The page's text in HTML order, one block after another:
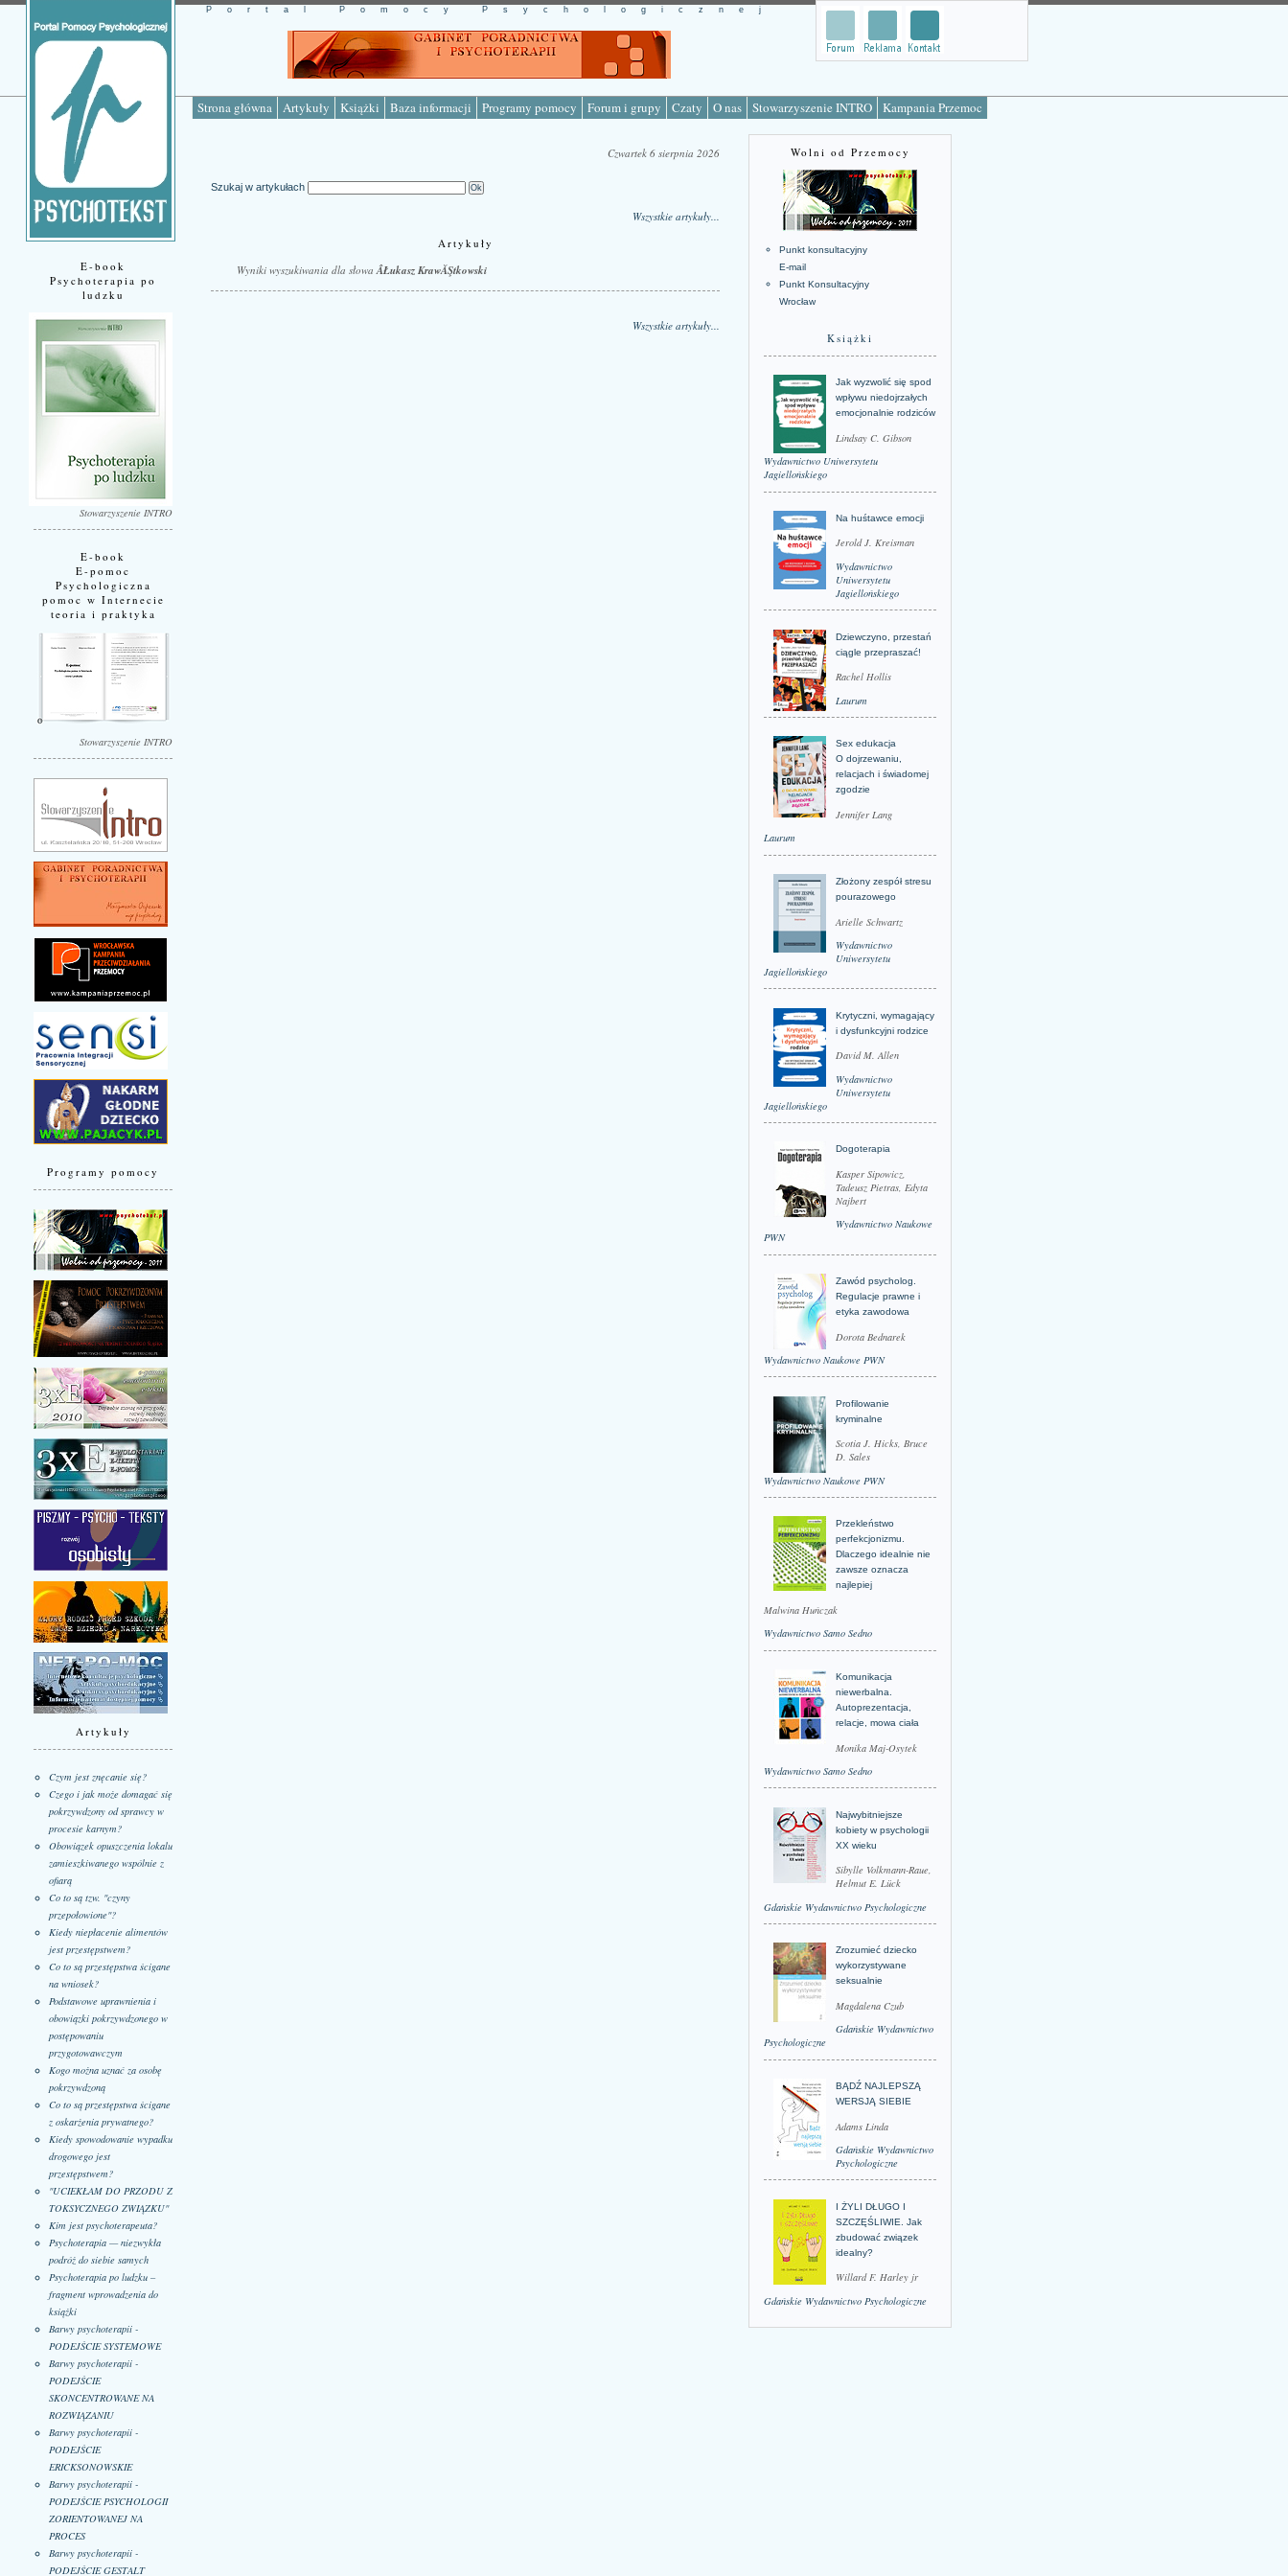
Strona główna Artykuły Książki Baza informacji Programy pomocy Forum i grupy Czaty O nas Stowarzyszenie INTRO Kampania Przemoc
Portal Pomocy Psychologicznej
E-book
Psychoterapia po
ludzku
Stowarzyszenie INTRO
E-book
E-pomoc
Psychologiczna
pomoc w Internecie
teoria i praktyka
Stowarzyszenie INTRO
Programy pomocy
Artykuły
Czym jest znęcanie się?
Czego i jak może domagać się
pokrzywdzony od sprawcy w
procesie karnym?
Obowiązek opuszczenia lokalu
zamieszkiwanego wspólnie z
ofiarą
Co to są tzw. "czyny
przepołowione"?
Kiedy niepłacenie alimentów
jest przestępstwem?
Co to są przestępstwa ścigane
na wniosek?
Podstawowe uprawnienia i
obowiązki pokrzywdzonego w
postępowaniu
przygotowawczym
Kogo można uznać za osobę
pokrzywdzoną
Co to są przestępstwa ścigane
z oskarżenia prywatnego?
Kiedy spowodowanie wypadku
drogowego jest
przestępstwem?
"UCIEKŁAM DO PRZODU Z
TOKSYCZNEGO ZWIĄZKU"
Kim jest psychoterapeuta?
Psychoterapia — niezwykła
podróż do siebie samych
Psychoterapia po ludzku –
fragment wprowadzenia do
książki
Barwy psychoterapii -
PODEJŚCIE SYSTEMOWE
Barwy psychoterapii -
PODEJŚCIE
SKONCENTROWANE NA
ROZWIĄZANIU
Barwy psychoterapii -
PODEJŚCIE
ERICKSONOWSKIE
Barwy psychoterapii -
PODEJŚCIE PSYCHOLOGII
ZORIENTOWANEJ NA
PROCES
Barwy psychoterapii -
PODEJŚCIE GESTALT
Czwartek 6 sierpnia 2026
Szukaj w artykułach
Wszystkie artykuły...
Artykuły
Wyniki wyszukiwania dla słowaÂŁukasz KrawĂŞtkowski
Wszystkie artykuły...
Wolni od Przemocy
Punkt konsultacyjny
E-mail
Punkt Konsultacyjny
Wrocław
Książki
Jak wyzwolić się spod
wpływu niedojrzałych
emocjonalnie rodziców
Lindsay C. Gibson
Wydawnictwo Uniwersytetu
Jagiellońskiego
Na huśtawce emocji
Jerold J. Kreisman
Wydawnictwo
Uniwersytetu
Jagiellońskiego
Dziewczyno, przestań
ciągle przepraszać!
Rachel Hollis
Laurum
Sex edukacja
O dojrzewaniu,
relacjach i świadomej
zgodzie
Jennifer Lang
Laurum
Złożony zespół stresu
pourazowego
Arielle Schwartz
Wydawnictwo
Uniwersytetu
Jagiellońskiego
Krytyczni, wymagający
i dysfunkcyjni rodzice
David M. Allen
Wydawnictwo
Uniwersytetu
Jagiellońskiego
Dogoterapia
Kasper Sipowicz,
Tadeusz Pietras, Edyta
Najbert
Wydawnictwo Naukowe
PWN
Zawód psycholog.
Regulacje prawne i
etyka zawodowa
Dorota Bednarek
Wydawnictwo Naukowe PWN
Profilowanie
kryminalne
Scotia J. Hicks, Bruce
D. Sales
Wydawnictwo Naukowe PWN
Przekleństwo
perfekcjonizmu.
Dlaczego idealnie nie
zawsze oznacza
najlepiej
Malwina Huńczak
Wydawnictwo Samo Sedno
Komunikacja
niewerbalna.
Autoprezentacja,
relacje, mowa ciała
Monika Maj-Osytek
Wydawnictwo Samo Sedno
Najwybitniejsze
kobiety w psychologii
XX wieku
Sibylle Volkmann-Raue,
Helmut E. Lück
Gdańskie Wydawnictwo Psychologiczne
Zrozumieć dziecko
wykorzystywane
seksualnie
Magdalena Czub
Gdańskie Wydawnictwo
Psychologiczne
BĄDŹ NAJLEPSZĄ
WERSJĄ SIEBIE
Adams Linda
Gdańskie Wydawnictwo
Psychologiczne
I ŻYLI DŁUGO I
SZCZĘŚLIWIE. Jak
zbudować związek
idealny?
Willard F. Harley jr
Gdańskie Wydawnictwo Psychologiczne